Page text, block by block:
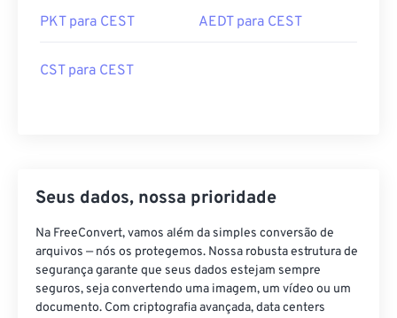
PKT para CEST AEDT para CEST
CST para CEST
Seus dados, nossa prioridade
Na FreeConvert, vamos além da simples conversão de
arquivos — nós os protegemos. Nossa robusta estrutura de
segurança garante que seus dados estejam sempre
seguros, seja convertendo uma imagem, um vídeo ou um
documento. Com criptografia avançada, data centers